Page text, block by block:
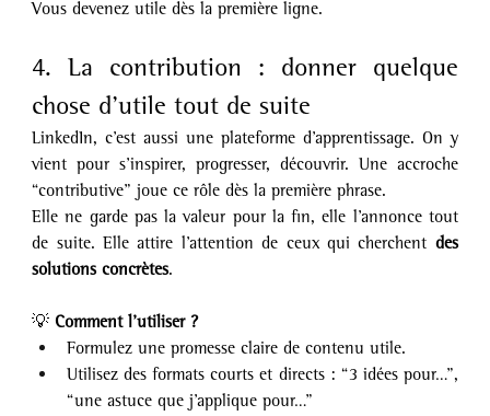
Vous devenez utile dès la première ligne.
4. La contribution : donner quelque
chose d’utile tout de suite
LinkedIn, c’est aussi une plateforme d’apprentissage. On y
vient pour s’inspirer, progresser, découvrir. Une accroche
“contributive” joue ce rôle dès la première phrase.
Elle ne garde pas la valeur pour la fin, elle l’annonce tout
de suite. Elle attire l’attention de ceux qui cherchent des
solutions concrètes.
💡 Comment l’utiliser ?
Formulez une promesse claire de contenu utile.
Utilisez des formats courts et directs : “3 idées pour…”,
“une astuce que j’applique pour…”